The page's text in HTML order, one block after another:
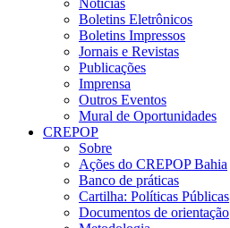
Notícias
Boletins Eletrônicos
Boletins Impressos
Jornais e Revistas
Publicações
Imprensa
Outros Eventos
Mural de Oportunidades
CREPOP
Sobre
Ações do CREPOP Bahia
Banco de práticas
Cartilha: Políticas Públicas
Documentos de orientação